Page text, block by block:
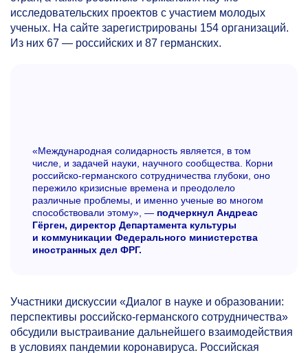
исследовательских проектов с участием молодых
ученых. На сайте зарегистрированы 154 организаций.
Из них 67 — российских и 87 германских.
«Международная солидарность является, в том
числе, и задачей науки, научного сообщества. Корни
российско-германского сотрудничества глубоки, оно
пережило кризисные времена и преодолело
различные проблемы, и именно ученые во многом
способствовали этому», — подчеркнул Андреас
Гёрген, директор Департамента культуры
и коммуникации Федерального министерства
иностранных дел ФРГ.
Участники дискуссии «Диалог в науке и образовании:
перспективы российско-германского сотрудничества»
обсудили выстраивание дальнейшего взаимодействия
в условиях пандемии коронавируса. Российская